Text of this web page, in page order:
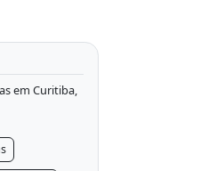
em Curitiba,